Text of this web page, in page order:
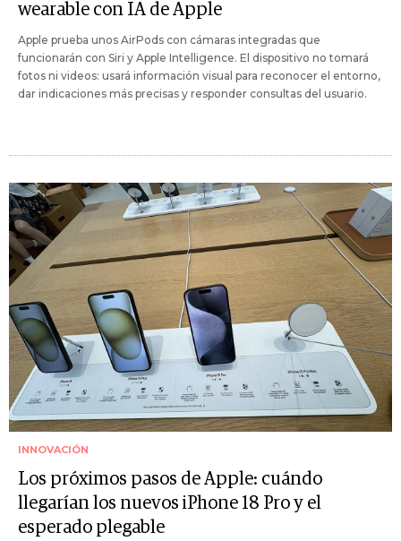
wearable con IA de Apple
Apple prueba unos AirPods con cámaras integradas que
funcionarán con Siri y Apple Intelligence. El dispositivo no tomará
fotos ni videos: usará información visual para reconocer el entorno,
dar indicaciones más precisas y responder consultas del usuario.
INNOVACIÓN
Los próximos pasos de Apple: cuándo
llegarían los nuevos iPhone 18 Pro y el
esperado plegable